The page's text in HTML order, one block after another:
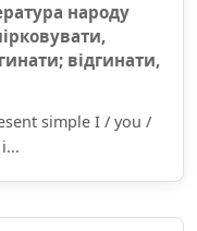
народу
відгинати,
simple I / you /